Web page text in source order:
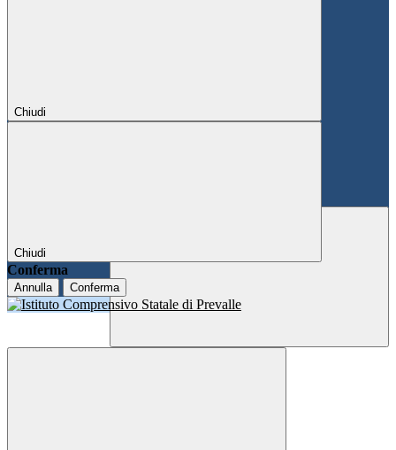
Chiudi
Chiudi
Conferma
Annulla Conferma